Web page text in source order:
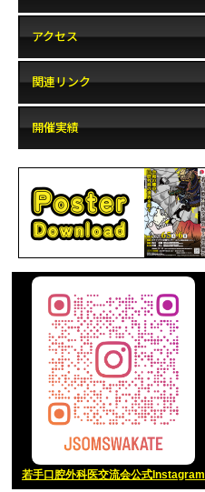
アクセス
関連リンク
開催実績
若手口腔外科医交流会公式Instagram